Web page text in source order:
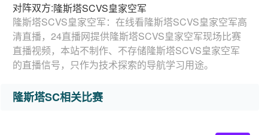
对阵双方:隆斯塔SCVS皇家空军
隆斯塔SCVS皇家空军：在线看隆斯塔SCVS皇家空军高
清直播，24直播网提供隆斯塔SCVS皇家空军现场比赛
直播视频，本站不制作、不存储隆斯塔SCVS皇家空军
的直播信号，只作为技术探索的导航学习用途。
隆斯塔SC相关比赛